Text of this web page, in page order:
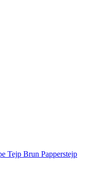
Tejp Brun Papperstejp